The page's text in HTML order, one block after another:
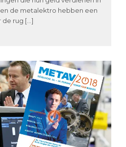
de metalektro hebben een
de rug […]